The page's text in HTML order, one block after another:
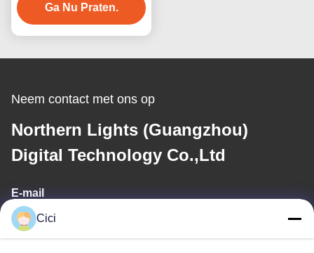
Cinema
Ga Nu Praten.
Neem contact met ons op
Northern Lights (Guangzhou)
Digital Technology Co.,Ltd
E-mail
sales03@bjgprojection.com
Cici